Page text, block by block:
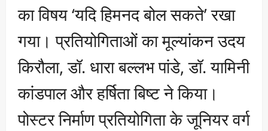
का विषय ‘यदि हिमनद बोल सकते’ रखा
गया। प्रतियोगिताओं का मूल्यांकन उदय
किरौला, डॉ. धारा बल्लभ पांडे, डॉ. यामिनी
कांडपाल और हर्षिता बिष्ट ने किया।
पोस्टर निर्माण प्रतियोगिता के जूनियर वर्ग